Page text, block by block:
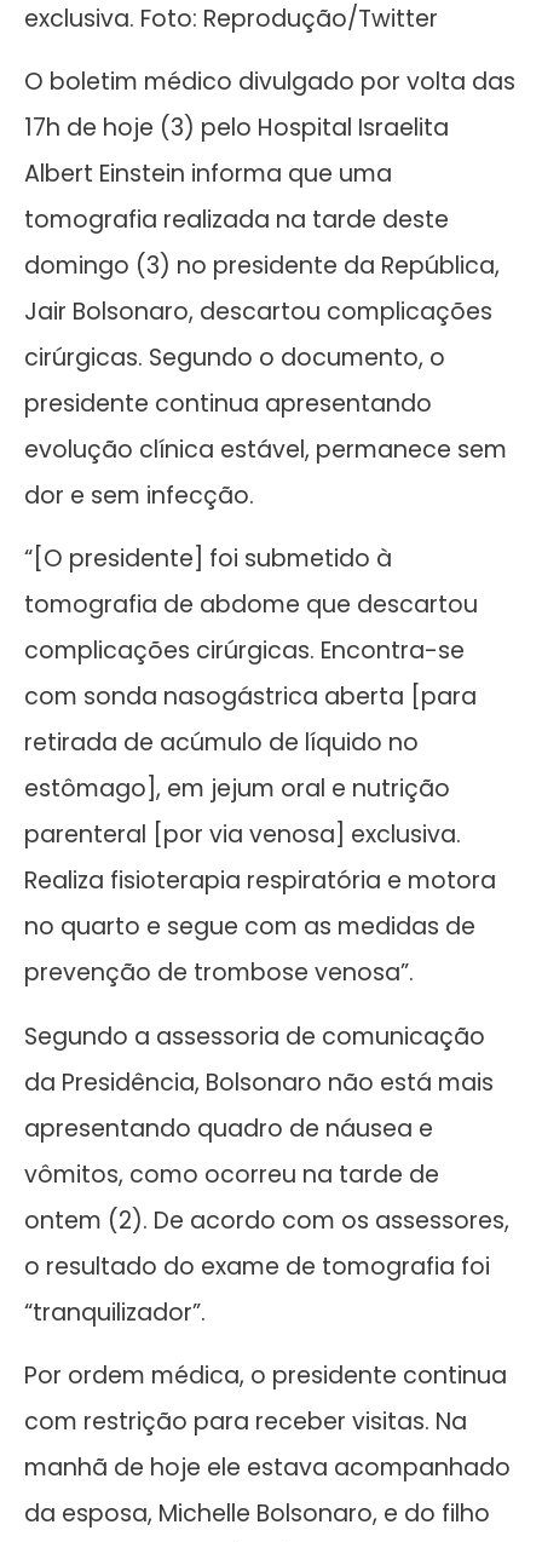
exclusiva. Foto: Reprodução/Twitter
O boletim médico divulgado por volta das
17h de hoje (3) pelo Hospital Israelita
Albert Einstein informa que uma
tomografia realizada na tarde deste
domingo (3) no presidente da República,
Jair Bolsonaro, descartou complicações
cirúrgicas. Segundo o documento, o
presidente continua apresentando
evolução clínica estável, permanece sem
dor e sem infecção.
“[O presidente] foi submetido à
tomografia de abdome que descartou
complicações cirúrgicas. Encontra-se
com sonda nasogástrica aberta [para
retirada de acúmulo de líquido no
estômago], em jejum oral e nutrição
parenteral [por via venosa] exclusiva.
Realiza fisioterapia respiratória e motora
no quarto e segue com as medidas de
prevenção de trombose venosa”.
Segundo a assessoria de comunicação
da Presidência, Bolsonaro não está mais
apresentando quadro de náusea e
vômitos, como ocorreu na tarde de
ontem (2). De acordo com os assessores,
o resultado do exame de tomografia foi
“tranquilizador”.
Por ordem médica, o presidente continua
com restrição para receber visitas. Na
manhã de hoje ele estava acompanhado
da esposa, Michelle Bolsonaro, e do filho